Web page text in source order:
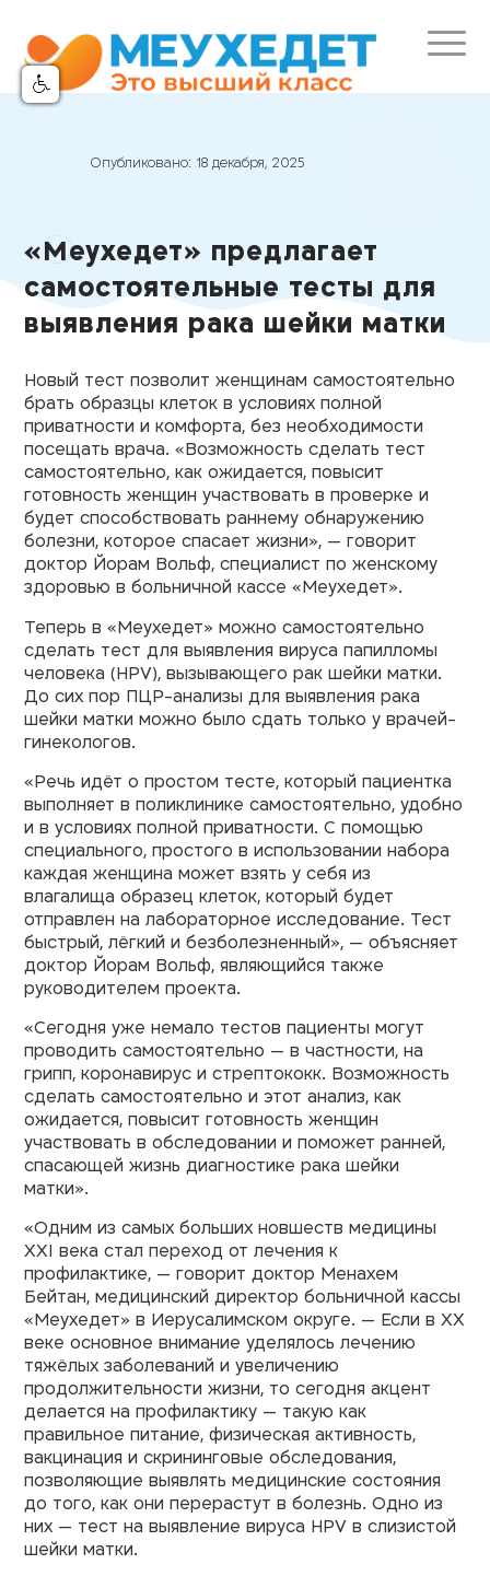
Опубликовано: 18 декабря, 2025
«Меухедет» предлагает
самостоятельные тесты для
выявления рака шейки матки
Новый тест позволит женщинам самостоятельно
брать образцы клеток в условиях полной
приватности и комфорта, без необходимости
посещать врача. «Возможность сделать тест
самостоятельно, как ожидается, повысит
готовность женщин участвовать в проверке и
будет способствовать раннему обнаружению
болезни, которое спасает жизни», — говорит
доктор Йорам Вольф, специалист по женскому
здоровью в больничной кассе «Меухедет».
Теперь в «Меухедет» можно самостоятельно
сделать тест для выявления вируса папилломы
человека (HPV), вызывающего рак шейки матки.
До сих пор ПЦР-анализы для выявления рака
шейки матки можно было сдать только у врачей-
гинекологов.
«Речь идёт о простом тесте, который пациентка
выполняет в поликлинике самостоятельно, удобно
и в условиях полной приватности. С помощью
специального, простого в использовании набора
каждая женщина может взять у себя из
влагалища образец клеток, который будет
отправлен на лабораторное исследование. Тест
быстрый, лёгкий и безболезненный», — объясняет
доктор Йорам Вольф, являющийся также
руководителем проекта.
«Сегодня уже немало тестов пациенты могут
проводить самостоятельно — в частности, на
грипп, коронавирус и стрептококк. Возможность
сделать самостоятельно и этот анализ, как
ожидается, повысит готовность женщин
участвовать в обследовании и поможет ранней,
спасающей жизнь диагностике рака шейки
матки».
«Одним из самых больших новшеств медицины
XXI века стал переход от лечения к
профилактике, — говорит доктор Менахем
Бейтан, медицинский директор больничной кассы
«Меухедет» в Иерусалимском округе. — Если в XX
веке основное внимание уделялось лечению
тяжёлых заболеваний и увеличению
продолжительности жизни, то сегодня акцент
делается на профилактику — такую как
правильное питание, физическая активность,
вакцинация и скрининговые обследования,
позволяющие выявлять медицинские состояния
до того, как они перерастут в болезнь. Одно из
них — тест на выявление вируса HPV в слизистой
шейки матки.